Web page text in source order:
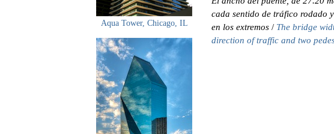
Aqua Tower, Chicago, IL
cada sentido de tráfico rodado
en los extremos / The bridge
direction of traffic and two